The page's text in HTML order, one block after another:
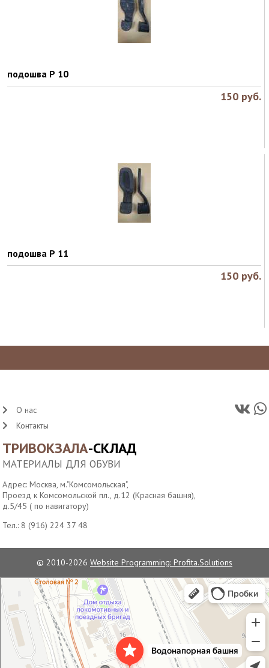
подошва Р 10
150 руб.
подошва Р 11
150 руб.
ТРИВОКЗАЛА-СКЛАД
МАТЕРИАЛЫ ДЛЯ ОБУВИ
Адрес: Москва, м."Комсомольская",
Проезд к Комсомольской пл., д.12 (Красная башня),
д.5/45 ( по навигатору)
Тел.: 8 (916) 224 37 48
О нас
Контакты
© 2010-2026 Website Programming: Profita.Solutions
Водонапорная башня станции Москва-Пассажирская
Достопримечательность в Москве